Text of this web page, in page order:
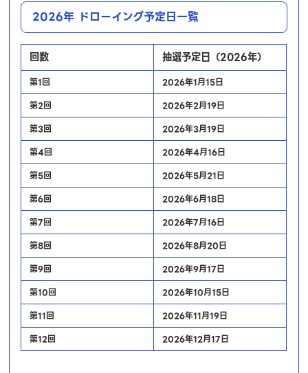
2026年 ドローイング予定日一覧
回数 抽選予定日（2026年）
第1回
2026年1月15日
第2回
2026年2月19日
第3回
2026年3月19日
第4回
2026年4月16日
第5回
2026年5月21日
第6回
2026年6月18日
第7回
2026年7月16日
第8回
2026年8月20日
第9回
2026年9月17日
第10回
2026年10月15日
第11回
2026年11月19日
第12回
2026年12月17日